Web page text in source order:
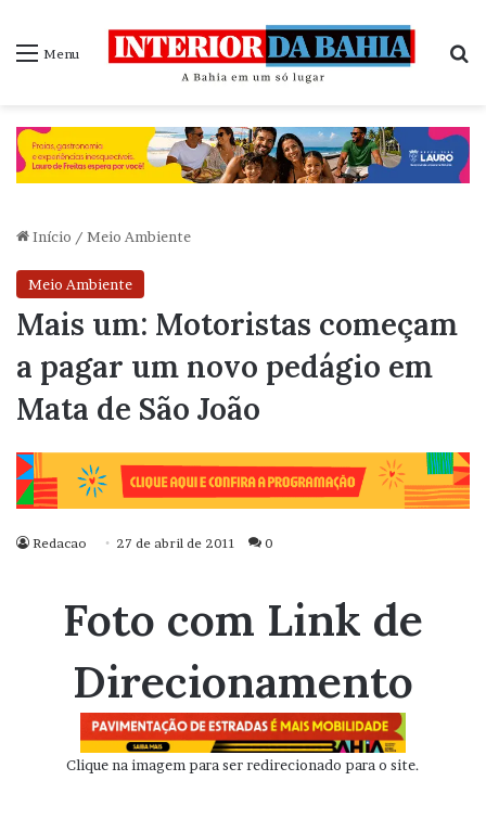
Menu
Início / Meio Ambiente
Meio Ambiente
Mais um: Motoristas começam
a pagar um novo pedágio em
Mata de São João
Redacao 27 de abril de 2011 0
Foto com Link de
Direcionamento
Clique na imagem para ser redirecionado para o site.